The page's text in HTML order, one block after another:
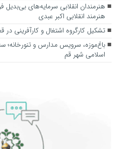
هنرمندان انقلابی سرمایه‌های
هنرمند انقلابی اکبر عبدی
تشکیل کارگروه اشتغال و کارآفرینی
اسلامی شهر قم